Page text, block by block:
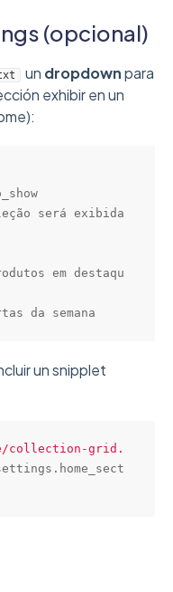
(opcional)
un dropdownpara
exhibir en un
da semana
un snipplet
collection-grid.